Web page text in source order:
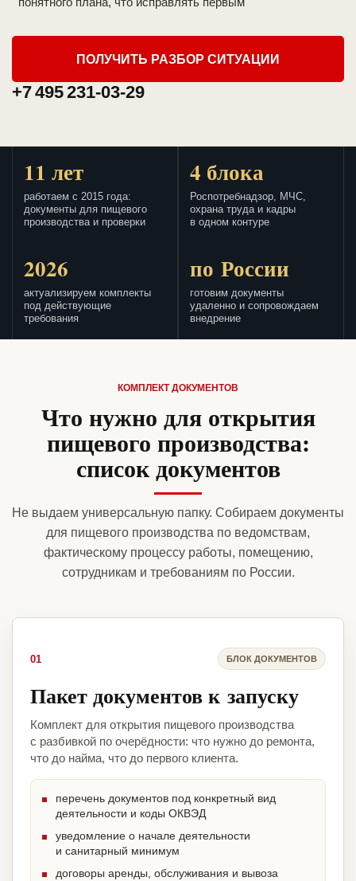
ПОЛУЧИТЬ РАЗБОР СИТУАЦИИ
+7 495 231-03-29
11 лет
работаем с 2015 года:
документы для пищевого
производства и проверки
4 блока
Роспотребнадзор, МЧС,
охрана труда и кадры
в одном контуре
2026
актуализируем комплекты
под действующие
требования
по России
готовим документы
удаленно и сопровождаем
внедрение
КОМПЛЕКТ ДОКУМЕНТОВ
Что нужно для открытия
пищевого производства:
список документов
Не выдаем универсальную папку. Собираем документы
для пищевого производства по ведомствам,
фактическому процессу работы, помещению,
сотрудникам и требованиям по России.
01 БЛОК ДОКУМЕНТОВ
Пакет документов к запуску
Комплект для открытия пищевого производства
с разбивкой по очерёдности: что нужно до ремонта,
что до найма, что до первого клиента.
перечень документов под конкретный вид
деятельности и коды ОКВЭД
уведомление о начале деятельности
и санитарный минимум
договоры аренды, обслуживания и вывоза